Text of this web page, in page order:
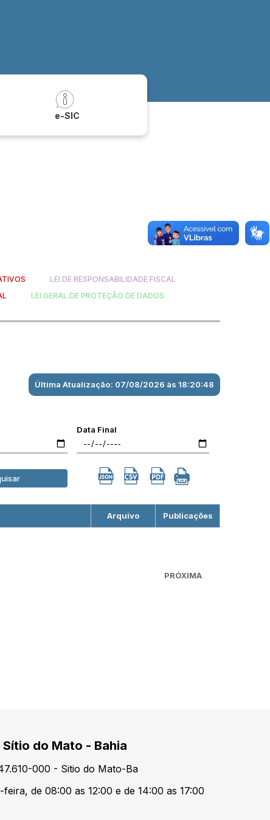
e-SIC
LEI DE RESPONSABILIDADE FISCAL
LEI GERAL DE PROTEÇÃO DE DADOS
Última Atualização: 07/08/2026 às 18:20:48
Data Final
Arquivo Publicações
PRÓXIMA
do Mato - Bahia
000 - Sitio do Mato-Ba
de 08:00 as 12:00 e de 14:00 as 17:00